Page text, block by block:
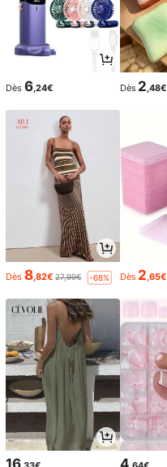
Dès 6,24€ Dès 2 ,48€
Dès 8,82€ 27,99€ -68% Dès 2,65€